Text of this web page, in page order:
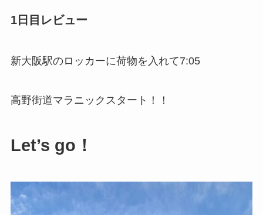
1日目レビュー
新大阪駅のロッカーに荷物を入れて7:05
高野街道マラニックスタート！！
Let’s go！